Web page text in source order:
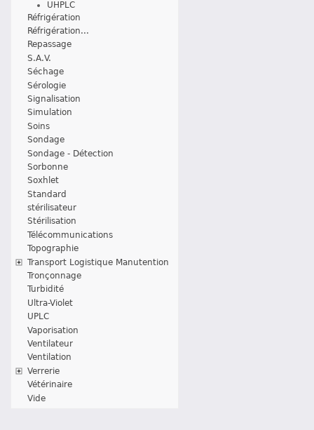
UHPLC
Réfrigération
Réfrigération...
Repassage
S.A.V.
Séchage
Sérologie
Signalisation
Simulation
Soins
Sondage
Sondage - Détection
Sorbonne
Soxhlet
Standard
stérilisateur
Stérilisation
Télécommunications
Topographie
Transport Logistique Manutention
Tronçonnage
Turbidité
Ultra-Violet
UPLC
Vaporisation
Ventilateur
Ventilation
Verrerie
Vétérinaire
Vide